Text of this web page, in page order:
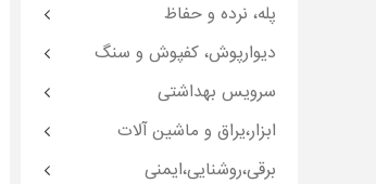
پله، نرده و حفاظ
دیوارپوش، کفپوش و سنگ
سرویس بهداشتی
ابزار،یراق و ماشین آلات
برقی،روشنایی،ایمنی